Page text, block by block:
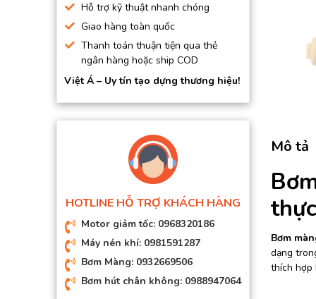
MOTOR, HỘP GIẢM TỐC
MÁY TẠO KHÍ NITO
Hỗ trợ kỹ thuật nhanh chóng
Giao hàng toàn quốc
Thanh toán thuận tiện qua thẻ
ngân hàng hoặc ship COD
Việt Á – Uy tín tạo dựng thương hiệu!
HOTLINE HỖ TRỢ KHÁCH HÀNG
Motor giảm tốc: 0968320186
Máy nén khí: 0981591287
Bơm Màng: 0932669506
Bơm hút chân không: 0988947064
Mô tả
Bơm
dạng
thích hợp